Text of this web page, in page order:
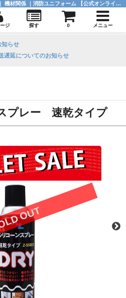
知らせ
遅延についてのお知らせ
プレー 速乾タイプ
OUT
HSシリコーンスプレー 速乾タイプ ｜ 機材関係 ｜消防ユニフォーム 【公式オンラインショップ】
ジ 探す 0 メニュー